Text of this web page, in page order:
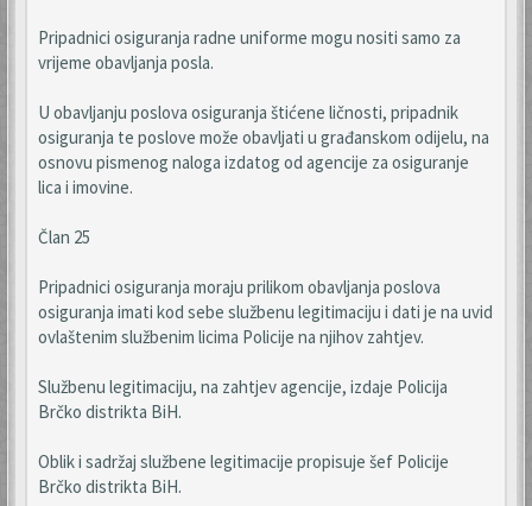
Pripadnici osiguranja radne uniforme mogu nositi samo za
vrijeme obavljanja posla.
U obavljanju poslova osiguranja štićene ličnosti, pripadnik
osiguranja te poslove može obavljati u građanskom odijelu, na
osnovu pismenog naloga izdatog od agencije za osiguranje
lica i imovine.
Član 25
Pripadnici osiguranja moraju prilikom obavljanja poslova
osiguranja imati kod sebe službenu legitimaciju i dati je na uvid
ovlaštenim službenim licima Policije na njihov zahtjev.
Službenu legitimaciju, na zahtjev agencije, izdaje Policija
Brčko distrikta BiH.
Oblik i sadržaj službene legitimacije propisuje šef Policije
Brčko distrikta BiH.